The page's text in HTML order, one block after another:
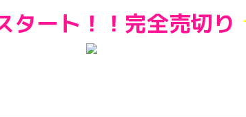
タート！！完全売切り